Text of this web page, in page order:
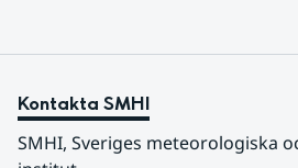
Kontakta SMHI
SMHI, Sveriges meteorologiska